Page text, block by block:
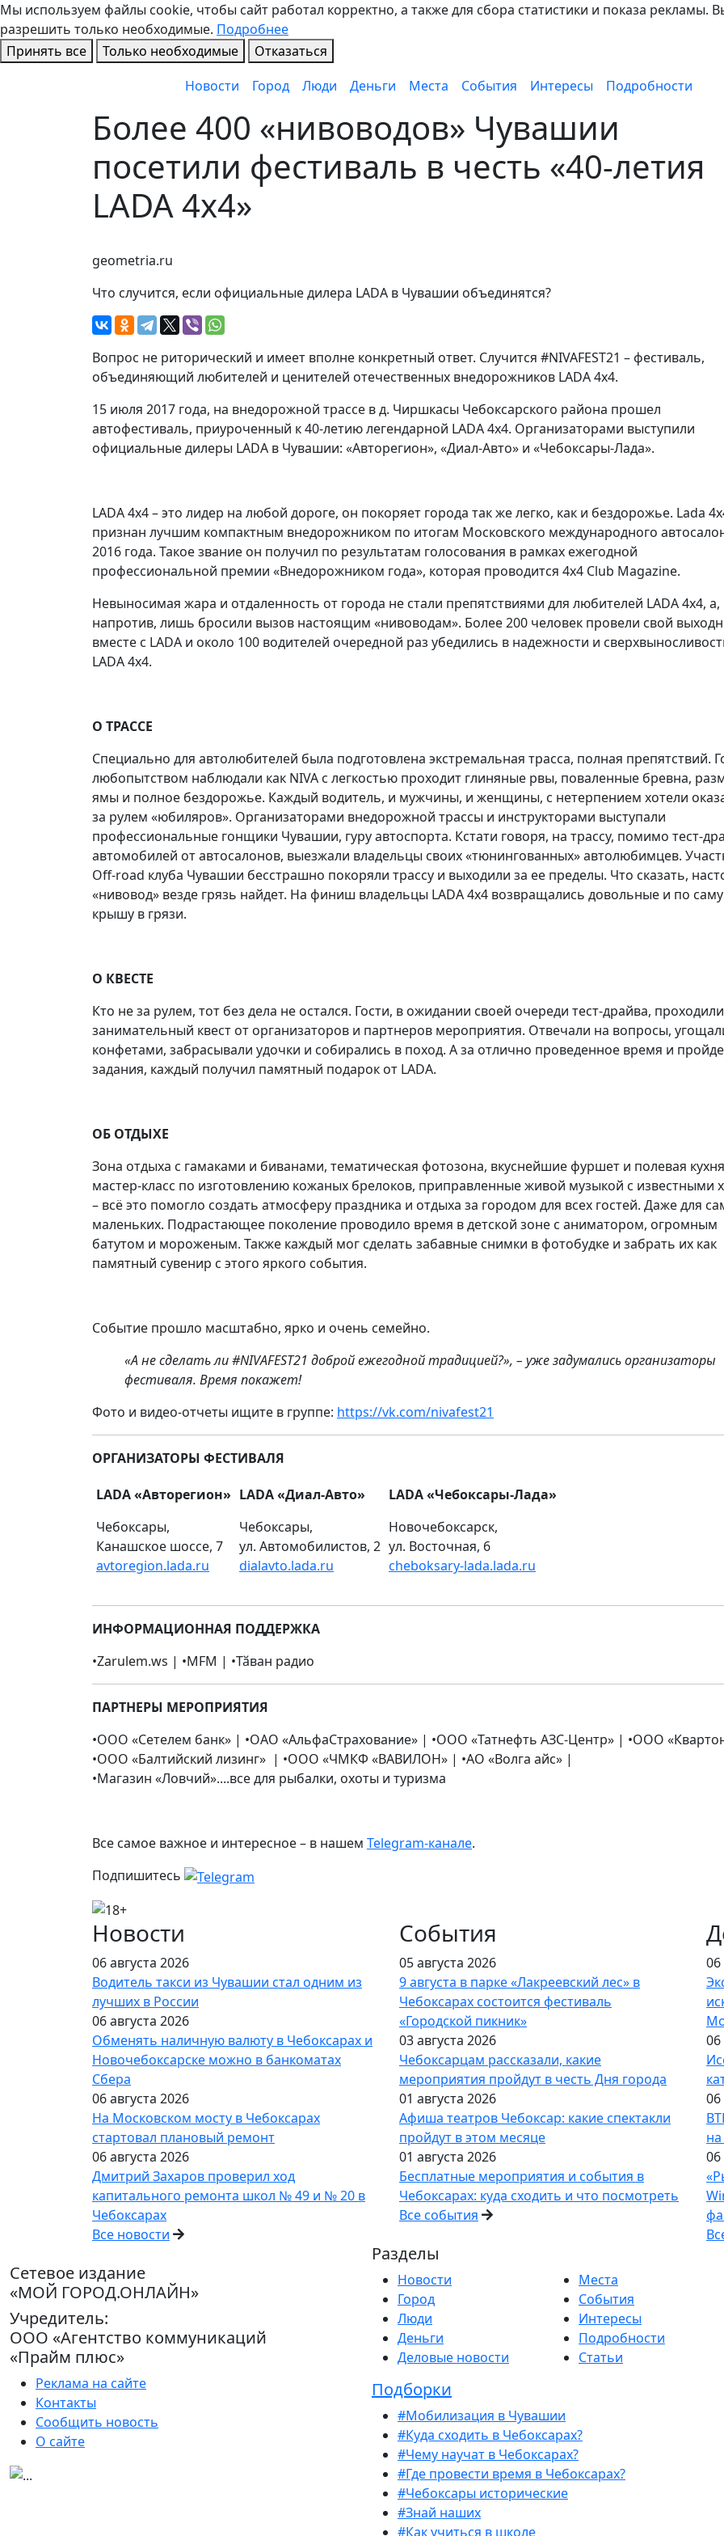
Мы используем файлы cookie, чтобы сайт работал корректно, а также для сбора статистики и показа рекламы.
разрешить только необходимые. Подробнее
Принять все
Только необходимые
Отказаться
Новости
Город Люди Деньги Места События Интересы Подробности
Более 400 «нивоводов» Чувашии
посетили фестиваль в честь «40-летия
LADA 4x4»
geometria.ru
Что случится, если официальные дилера LADA в Чувашии объединятся?
Вопрос не риторический и имеет вполне конкретный ответ. Случится #NIVAFEST21 – фестиваль,
объединяющий любителей и ценителей отечественных внедорожников LADA 4x4.
15 июля 2017 года, на внедорожной трассе в д. Чиршкасы Чебоксарского района прошел
автофестиваль, приуроченный к 40-летию легендарной LADA 4x4. Организаторами выступили
официальные дилеры LADA в Чувашии: «Авторегион», «Диал-Авто» и «Чебоксары-Лада».
LADA 4х4 – это лидер на любой дороге, он покоряет города так же легко, как и бездорожье. Lada
признан лучшим компактным внедорожником по итогам Московского международного
2016 года. Такое звание он получил по результатам голосования в рамках ежегодной
профессиональной премии «Внедорожником года», которая проводится 4x4 Club Magazine.
Невыносимая жара и отдаленность от города не стали препятствиями для любителей LADA 4x4, а,
напротив, лишь бросили вызов настоящим «нивоводам». Более 200 человек провели свой
вместе с LADA и около 100 водителей очередной раз убедились в надежности и
LADA 4х4.
О ТРАССЕ
Специально для автолюбителей была подготовлена экстремальная трасса, полная препятствий.
любопытством наблюдали как NIVA с легкостью проходит глиняные рвы, поваленные бревна,
ямы и полное бездорожье. Каждый водитель, и мужчины, и женщины, с нетерпением хотели
за рулем «юбиляров». Организаторами внедорожной трассы и инструкторами выступали
профессиональные гонщики Чувашии, гуру автоспорта. Кстати говоря, на трассу, помимо тест-
автомобилей от автосалонов, выезжали владельцы своих «тюнингованных» автолюбимцев.
Off-road клуба Чувашии бесстрашно покоряли трассу и выходили за ее пределы. Что сказать,
«нивовод» везде грязь найдет. На финиш владельцы LADA 4x4 возвращались довольные и по
крышу в грязи.
О КВЕСТЕ
Кто не за рулем, тот без дела не остался. Гости, в ожидании своей очереди тест-драйва, проходили
занимательный квест от организаторов и партнеров мероприятия. Отвечали на вопросы,
конфетами, забрасывали удочки и собирались в поход. А за отлично проведенное время и
задания, каждый получил памятный подарок от LADA.
ОБ ОТДЫХЕ
Зона отдыха с гамаками и биванами, тематическая фотозона, вкуснейшие фуршет и полевая
мастер-класс по изготовлению кожаных брелоков, приправленные живой музыкой с известными
– всё это помогло создать атмосферу праздника и отдыха за городом для всех гостей. Даже для
маленьких. Подрастающее поколение проводило время в детской зоне с аниматором, огромным
батутом и мороженым. Также каждый мог сделать забавные снимки в фотобудке и забрать их как
памятный сувенир с этого яркого события.
Событие прошло масштабно, ярко и очень семейно.
«А не сделать ли #NIVAFEST21 доброй ежегодной традицией?», – уже задумались организаторы
фестиваля. Время покажет!
Фото и видео-отчеты ищите в группе: https://vk.com/nivafest21
ОРГАНИЗАТОРЫ ФЕСТИВАЛЯ
LADA «Авторегион»
Чебоксары,
Канашское шоссе, 7
avtoregion.lada.ru
LADA «Диал-Авто»
Чебоксары,
ул. Автомобилистов, 2
dialavto.lada.ru
LADA «Чебоксары-Лада»
Новочебоксарск,
ул. Восточная, 6
cheboksary-lada.lada.ru
ИНФОРМАЦИОННАЯ ПОДДЕРЖКА
•Zarulem.ws | •MFM | •Тӑван радио
ПАРТНЕРЫ МЕРОПРИЯТИЯ
•ООО «Сетелем банк» | •ОАО «АльфаСтрахование» | •ООО «Татнефть АЗС-Центр» | •ООО
•ООО «Балтийский лизинг» | •ООО «ЧМКФ «ВАВИЛОН» | •АО «Волга айс» |
•Магазин «Ловчий»....все для рыбалки, охоты и туризма
Все самое важное и интересное – в нашем Telegram-канале.
Подпишитесь
Новости
06 августа 2026
Водитель такси из Чувашии стал одним из
лучших в России
06 августа 2026
Обменять наличную валюту в Чебоксарах и
Новочебоксарске можно в банкоматах
Сбера
06 августа 2026
На Московском мосту в Чебоксарах
стартовал плановый ремонт
06 августа 2026
Дмитрий Захаров проверил ход
капитального ремонта школ № 49 и № 20 в
Чебоксарах
Все новости
События
05 августа 2026
9 августа в парке «Лакреевский лес» в
Чебоксарах состоится фестиваль
«Городской пикник»
03 августа 2026
Чебоксарцам рассказали, какие
мероприятия пройдут в честь Дня города
01 августа 2026
Афиша театров Чебоксар: какие спектакли
пройдут в этом месяце
01 августа 2026
Бесплатные мероприятия и события в
Чебоксарах: куда сходить и что посмотреть
Все события
06
06
06
06
Сетевое издание
«МОЙ ГОРОД.ОНЛАЙН»
Учредитель:
ООО «Агентство коммуникаций
«Прайм плюс»
Реклама на сайте
Контакты
Сообщить новость
О сайте
Разделы
Новости
Город
Люди
Деньги
Деловые новости
Места
События
Интересы
Подробности
Статьи
Подборки
#Мобилизация в Чувашии
#Куда сходить в Чебоксарах?
#Чему научат в Чебоксарах?
#Где провести время в Чебоксарах?
#Чебоксары исторические
#Знай наших
#Как учиться в школе